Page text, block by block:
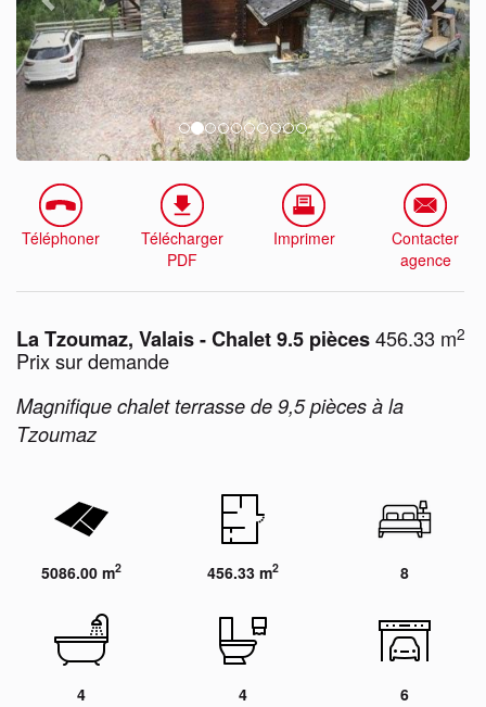
Téléphoner
Télécharger
PDF
Imprimer
Contacter
agence
La Tzoumaz, Valais - Chalet 9.5 pièces456.33 m2
Prix sur demande
Magnifique chalet terrasse de 9,5 pièces à la
Tzoumaz
5086.00 m2 456.33 m2 8
4 4 6